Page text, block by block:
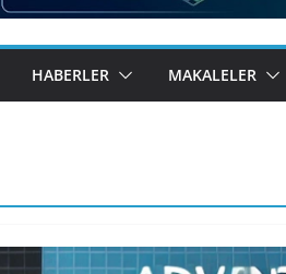
HABERLER MAKALELER